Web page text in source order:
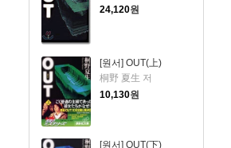
24,120원
[원서] OUT(上)
桐野 夏生 저
10,130원
[원서] OUT(下)